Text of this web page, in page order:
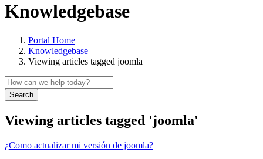
Knowledgebase
Portal Home
Knowledgebase
Viewing articles tagged joomla
Search
Viewing articles tagged 'joomla'
¿Como actualizar mi versión de joomla?